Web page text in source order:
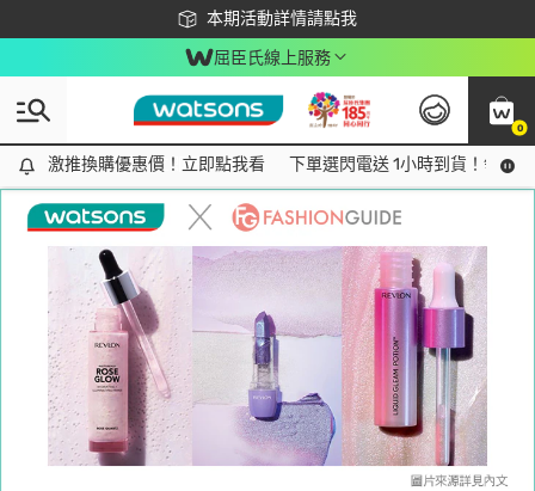
本期活動詳情請點我
下載app最高回饋$350
屈臣氏線上服務
0
激推換購優惠價！立即點我看
激推換購優惠價！立即點我看 下單選閃電送 1小時到貨！領神
Tag:打亮2 item(s) found